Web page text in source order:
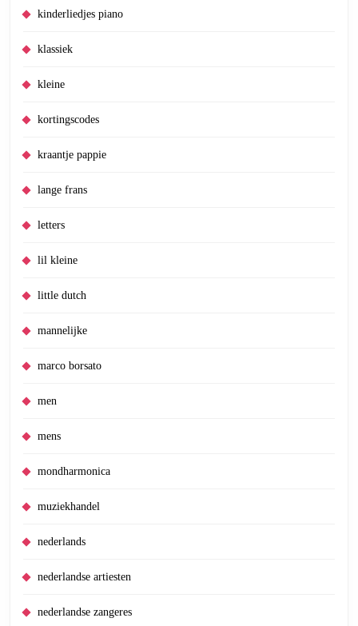
kinderliedjes piano
klassiek
kleine
kortingscodes
kraantje pappie
lange frans
letters
lil kleine
little dutch
mannelijke
marco borsato
men
mens
mondharmonica
muziekhandel
nederlands
nederlandse artiesten
nederlandse zangeres